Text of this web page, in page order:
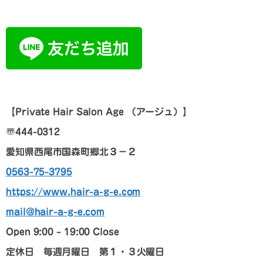
【Private Hair Salon Age （アージュ） 】
〠444-0312
愛知県西尾市国森町郷北３－２
0563-75-3795
https://www.hair-a-g-e.com
mail@hair-a-g-e.com
Open 9:00 – 19:00 Close
定休日 毎週月曜日 第１・３火曜日